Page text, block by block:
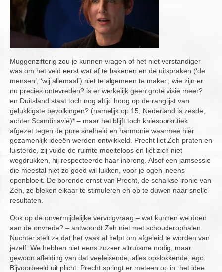
Muggenzifterig zou je kunnen vragen of het niet verstandiger
was om het veld eerst wat af te bakenen en de uitspraken (‘de
mensen’, ‘wij allemaal’) niet te algemeen te maken; wie zijn er
nu precies ontevreden? is er werkelijk geen grote visie meer?
en Duitsland staat toch nog altijd hoog op de ranglijst van
gelukkigste bevolkingen? (namelijk op 15, Nederland is zesde,
achter Scandinavië)* – maar het blijft toch kniesoorkritiek
afgezet tegen de pure snelheid en harmonie waarmee hier
gezamenlijk ideeën werden ontwikkeld. Precht liet Zeh praten en
luisterde, zij vulde de ruimte moeiteloos en liet zich niet
wegdrukken, hij respecteerde haar inbreng. Alsof een jamsessie
die meestal niet zo goed wil lukken, voor je ogen ineens
openbloeit. De borende ernst van Precht, de schalkse ironie van
Zeh, ze bleken elkaar te stimuleren en op te duwen naar snelle
resultaten.
Ook op de onvermijdelijke vervolgvraag – wat kunnen we doen
aan de onvrede? – antwoordt Zeh niet met schouderophalen.
Nuchter stelt ze dat het vaak al helpt om afgeleid te worden van
jezelf. We hebben niet eens zozeer altruïsme nodig, maar
gewoon afleiding van dat veeleisende, alles opslokkende, ego.
Bijvoorbeeld uit plicht. Precht springt er meteen op in: het idee